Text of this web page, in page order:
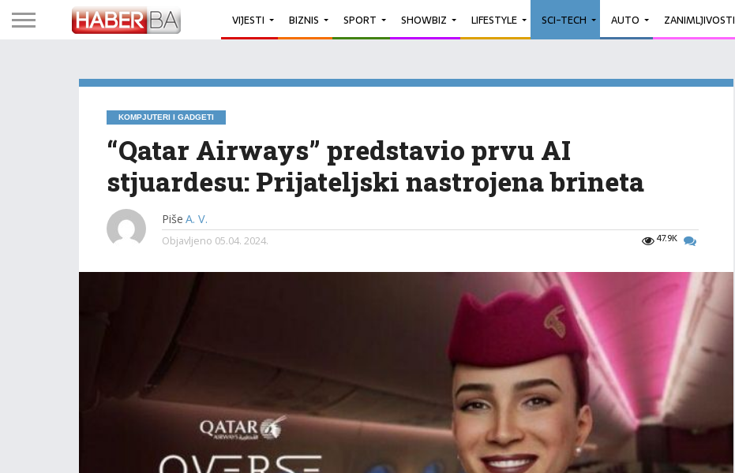
VIJESTI BIZNIS SPORT SHOWBIZ LIFESTYLE SCI-TECH AUTO ZANIMLJIVOSTI
KOMPJUTERI I GADGETI
“Qatar Airways” predstavio prvu AI
stjuardesu: Prijateljski nastrojena brineta
Piše A. V.
47.9K
Objavljeno 05.04. 2024.